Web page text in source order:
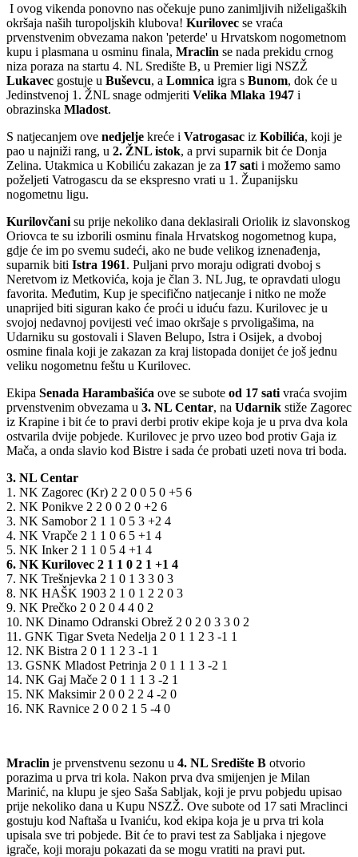
I ovog vikenda ponovno nas očekuje puno zanimljivih niželigaških
okršaja naših turopoljskih klubova! Kurilovec se vraća
prvenstvenim obvezama nakon 'peterde' u Hrvatskom nogometnom
kupu i plasmana u osminu finala, Mraclin se nada prekidu crnog
niza poraza na startu 4. NL Središte B, u Premier ligi NSZŽ
Lukavec gostuje u Buševcu, a Lomnica igra s Bunom, dok će u
Jedinstvenoj 1. ŽNL snage odmjeriti Velika Mlaka 1947 i
obrazinska Mladost.
S natjecanjem ove nedjelje kreće i Vatrogasac iz Kobilića, koji je
pao u najniži rang, u 2. ŽNL istok, a prvi suparnik bit će Donja
Zelina. Utakmica u Kobiliću zakazan je za 17 sati i možemo samo
poželjeti Vatrogascu da se ekspresno vrati u 1. Županijsku
nogometnu ligu.
Kurilovčani su prije nekoliko dana deklasirali Oriolik iz slavonskog
Oriovca te su izborili osminu finala Hrvatskog nogometnog kupa,
gdje će im po svemu sudeći, ako ne bude velikog iznenađenja,
suparnik biti Istra 1961. Puljani prvo moraju odigrati dvoboj s
Neretvom iz Metkovića, koja je član 3. NL Jug, te opravdati ulogu
favorita. Međutim, Kup je specifično natjecanje i nitko ne može
unaprijed biti siguran kako će proći u iduću fazu. Kurilovec je u
svojoj nedavnoj povijesti već imao okršaje s prvoligašima, na
Udarniku su gostovali i Slaven Belupo, Istra i Osijek, a dvoboj
osmine finala koji je zakazan za kraj listopada donijet će još jednu
veliku nogometnu feštu u Kurilovec.
Ekipa Senada Harambašića ove se subote od 17 sati vraća svojim
prvenstvenim obvezama u 3. NL Centar, na Udarnik stiže Zagorec
iz Krapine i bit će to pravi derbi protiv ekipe koja je u prva dva kola
ostvarila dvije pobjede. Kurilovec je prvo uzeo bod protiv Gaja iz
Mača, a onda slavio kod Bistre i sada će probati uzeti nova tri boda.
3. NL Centar
1. NK Zagorec (Kr) 2 2 0 0 5 0 +5 6
2. NK Ponikve 2 2 0 0 2 0 +2 6
3. NK Samobor 2 1 1 0 5 3 +2 4
4. NK Vrapče 2 1 1 0 6 5 +1 4
5. NK Inker 2 1 1 0 5 4 +1 4
6. NK Kurilovec 2 1 1 0 2 1 +1 4
7. NK Trešnjevka 2 1 0 1 3 3 0 3
8. NK HAŠK 1903 2 1 0 1 2 2 0 3
9. NK Prečko 2 0 2 0 4 4 0 2
10. NK Dinamo Odranski Obrež 2 0 2 0 3 3 0 2
11. GNK Tigar Sveta Nedelja 2 0 1 1 2 3 -1 1
12. NK Bistra 2 0 1 1 2 3 -1 1
13. GSNK Mladost Petrinja 2 0 1 1 1 3 -2 1
14. NK Gaj Mače 2 0 1 1 1 3 -2 1
15. NK Maksimir 2 0 0 2 2 4 -2 0
16. NK Ravnice 2 0 0 2 1 5 -4 0
Mraclin je prvenstvenu sezonu u 4. NL Središte B otvorio
porazima u prva tri kola. Nakon prva dva smijenjen je Milan
Marinić, na klupu je sjeo Saša Sabljak, koji je prvu pobjedu upisao
prije nekoliko dana u Kupu NSZŽ. Ove subote od 17 sati Mraclinci
gostuju kod Naftaša u Ivaniću, kod ekipa koja je u prva tri kola
upisala sve tri pobjede. Bit će to pravi test za Sabljaka i njegove
igrače, koji moraju pokazati da se mogu vratiti na pravi put.